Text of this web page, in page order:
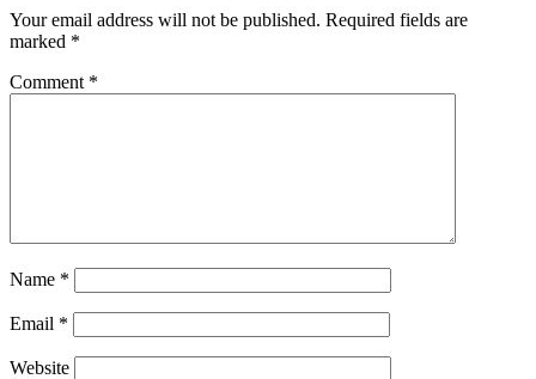
Your email address will not be published. Required fields are
marked *
Comment *
Name *
Email *
Website